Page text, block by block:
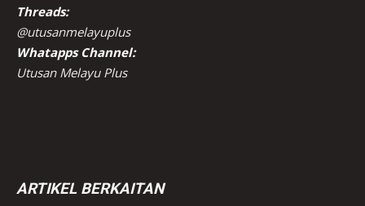
Threads:
@utusanmelayuplus
Whatapps Channel:
Utusan Melayu Plus
ARTIKEL BERKAITAN